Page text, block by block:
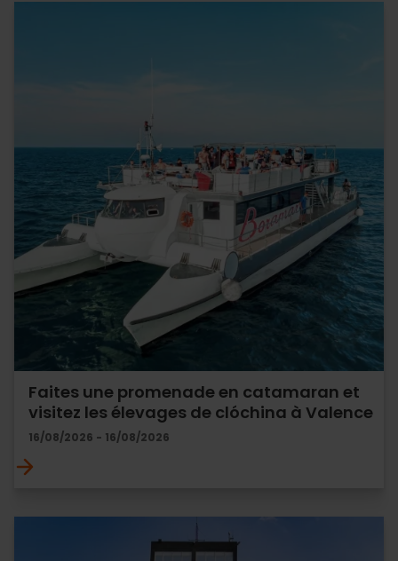
Faites une promenade en catamaran et
visitez les élevages de clóchina à Valence
16/08/2026 - 16/08/2026